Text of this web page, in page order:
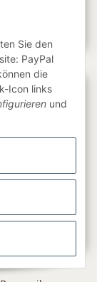
Sie den
PayPal
die
Icon links
und